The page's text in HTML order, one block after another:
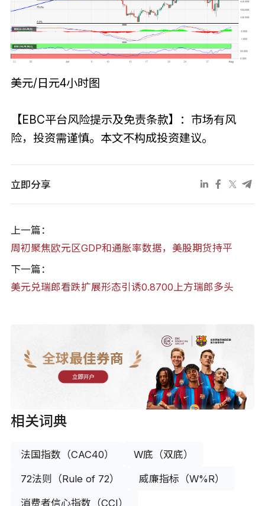
美元/日元4小时图
【EBC平台风险提示及免责条款】：市场有风
险，投资需谨慎。本文不构成投资建议。
立即分享
上一篇：
周初聚焦欧元区GDP和通胀率数据，美股期货持平
下一篇：
美元兑瑞郎看跌扩展形态引诱0.8700上方瑞郎多头
全球最佳券商
立即开户
相关词典
法国指数（CAC40） W底（双底）
72法则（Rule of 72） 威廉指标（W%R）
消费者信心指数（CCI）